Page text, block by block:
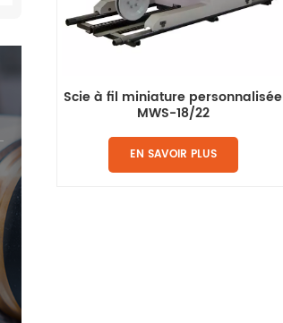
Scie à fil miniature personnalisée
MWS-18/22
EN SAVOIR PLUS